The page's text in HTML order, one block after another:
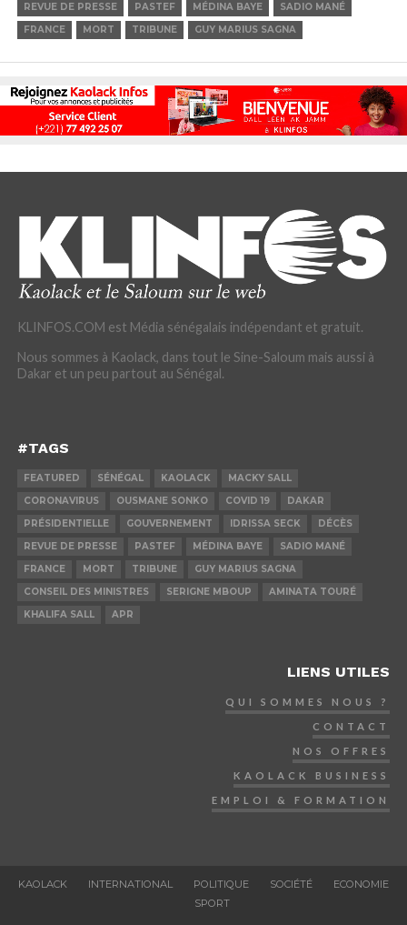
REVUE DE PRESSE
PASTEF MÉDINA BAYE
SADIO MANÉ
FRANCE
MORT TRIBUNE GUY MARIUS SAGNA
KLINFOS.COM est Média sénégalais indépendant et gratuit.
Nous sommes à Kaolack, dans tout le Sine-Saloum mais aussi à
Dakar et un peu partout au Sénégal.
#TAGS
FEATURED SÉNÉGAL KAOLACK
MACKY SALL
CORONAVIRUS
OUSMANE SONKO COVID 19
DAKAR
PRÉSIDENTIELLE
GOUVERNEMENT IDRISSA SECK
DÉCÈS
REVUE DE PRESSE
PASTEF MÉDINA BAYE
SADIO MANÉ
FRANCE
MORT TRIBUNE
GUY MARIUS SAGNA
CONSEIL DES MINISTRES
SERIGNE MBOUP
AMINATA TOURÉ
KHALIFA SALL
APR
LIENS UTILES
QUI SOMMES NOUS ?
CONTACT
NOS OFFRES
KAOLACK BUSINESS
EMPLOI & FORMATION
KAOLACK INTERNATIONAL POLITIQUE SOCIÉTÉ
ECONOMIE
SPORT